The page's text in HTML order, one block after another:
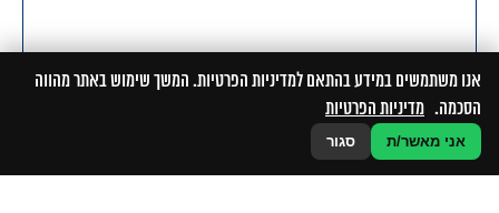
אנו משתמשים במידע בהתאם למדיניות הפרטיות. המשך שימוש באתר מהווה
הסכמה. מדיניות הפרטיות
אני מאשר/ת סגור